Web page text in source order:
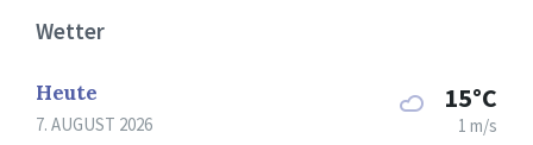
Wetter
Heute
7. AUGUST 2026
15°C
1 m/s